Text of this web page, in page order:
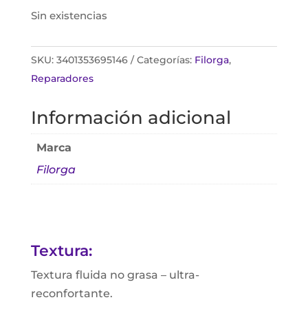
Sin existencias
SKU: 3401353695146 Categorías: Filorga,
Reparadores
Información adicional
Marca
Filorga
Textura:
Textura fluida no grasa – ultra-
reconfortante.